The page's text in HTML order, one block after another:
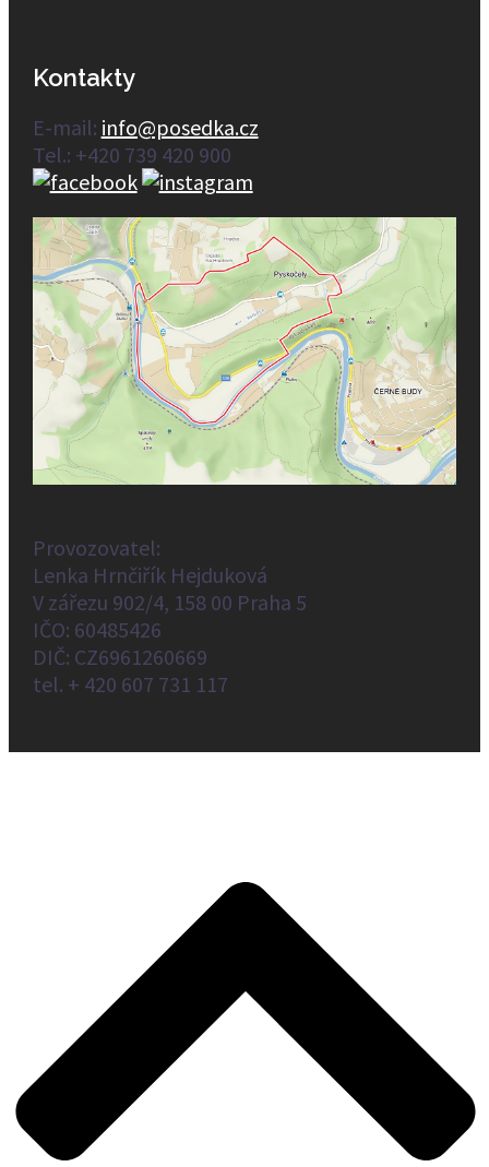
Kontakty
E-mail: info@posedka.cz
Tel.: +420 739 420 900
Provozovatel:
Lenka Hrnčiřík Hejduková
V zářezu 902/4, 158 00 Praha 5
IČO: 60485426
DIČ: CZ6961260669
tel. + 420 607 731 117